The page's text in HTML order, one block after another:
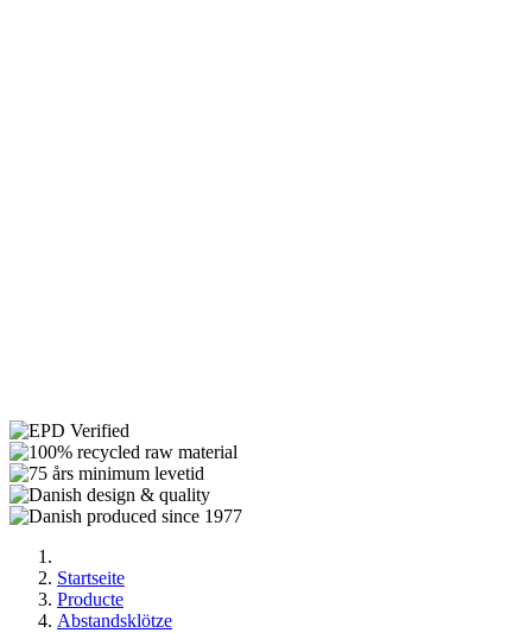
Startseite
Producte
Abstandsklötze